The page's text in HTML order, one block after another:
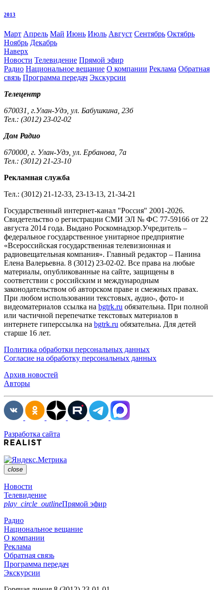
2013
Март Апрель Май Июнь Июль Август Сентябрь Октябрь
Ноябрь Декабрь
Наверх
Новости Телевидение Прямой эфир
Радио Национальное вещание О компании Реклама Обратная
связь Программа передач Экскурсии
Телецентр
670031, г.Улан-Удэ, ул. Бабушкина, 23б
Тел.: (3012) 23-02-02
Дом Радио
670000, г. Улан-Удэ, ул. Ербанова, 7а
Тел.: (3012) 21-23-10
Рекламная служба
Тел.: (3012) 21-12-33, 23-13-13, 21-34-21
Государственный интернет-канал "Россия" 2001-2026.
Cвидетельство о регистрации СМИ ЭЛ № ФС 77-59166 от 22
августа 2014 года. Выдано Роскомнадзор.Учредитель –
федеральное государственное унитарное предприятие
«Всероссийская государственная телевизионная и
радиовещательная компания». Главный редактор – Панина
Елена Валерьевна. 8 (3012) 23-02-02. Все права на любые
материалы, опубликованные на сайте, защищены в
соответствии с российским и международным
законодательством об авторском праве и смежных правах.
При любом использовании текстовых, аудио-, фото- и
видеоматериалов ссылка на bgtrk.ru обязательна. При полной
или частичной перепечатке текстовых материалов в
интернете гиперссылка на bgtrk.ru обязательна. Для детей
старше 16 лет.
Политика обработки персональных данных
Согласие на обработку персональных данных
Архив новостей
Авторы
Разработка сайта
close
Новости
Телевидение
play_circle_outlineПрямой эфир
Радио
Национальное вещание
О компании
Реклама
Обратная связь
Программа передач
Экскурсии